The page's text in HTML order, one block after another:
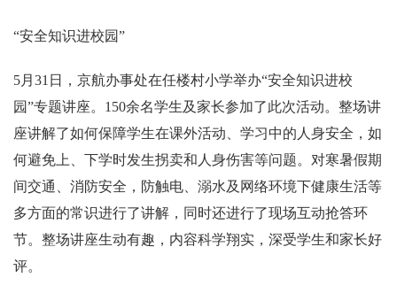
“安全知识进校园”
5月31日，京航办事处在任楼村小学举办“安全知识进校
园”专题讲座。150余名学生及家长参加了此次活动。整场讲
座讲解了如何保障学生在课外活动、学习中的人身安全，如
何避免上、下学时发生拐卖和人身伤害等问题。对寒暑假期
间交通、消防安全，防触电、溺水及网络环境下健康生活等
多方面的常识进行了讲解，同时还进行了现场互动抢答环
节。整场讲座生动有趣，内容科学翔实，深受学生和家长好
评。